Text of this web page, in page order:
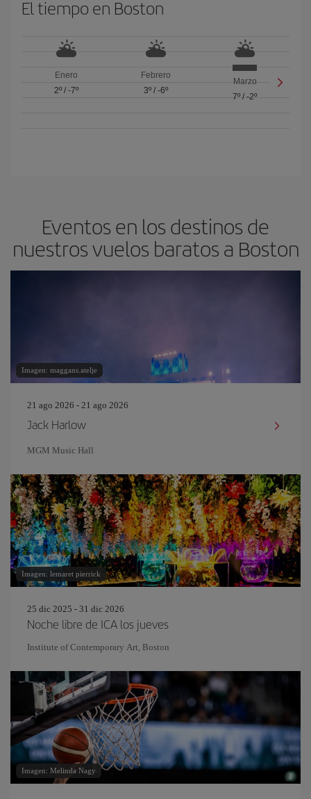
El tiempo en Boston
Enero
2º/ -7º
Febrero
3º/ -6º
Marzo
7º /-2º
Eventos en los destinos de
nuestros vuelos baratos a Boston
Imagen: maggans.atelje
21 ago 2026 - 21 ago 2026
Jack Harlow
MGM Music Hall
Imagen: lemaret pierrick
25 dic 2025 - 31 dic 2026
Noche libre de ICA los jueves
Institute of Contemporary Art, Boston
Imagen: Melinda Nagy